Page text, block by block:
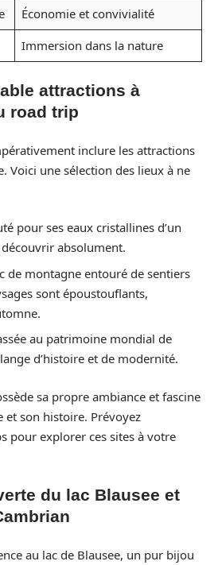
Économie et convivialité
Immersion dans la nature
attractions à
road trip
inclure les attractions
Voici une sélection des lieux à ne
pour ses eaux cristallines d’un
absolument.
de montagne entouré de sentiers
sont époustouflants,
au patrimoine mondial de
d’histoire et de modernité.
sa propre ambiance et fascine
et son histoire. Prévoyez
pour explorer ces sites à votre
du lac Blausee et
au lac de Blausee, un pur bijou